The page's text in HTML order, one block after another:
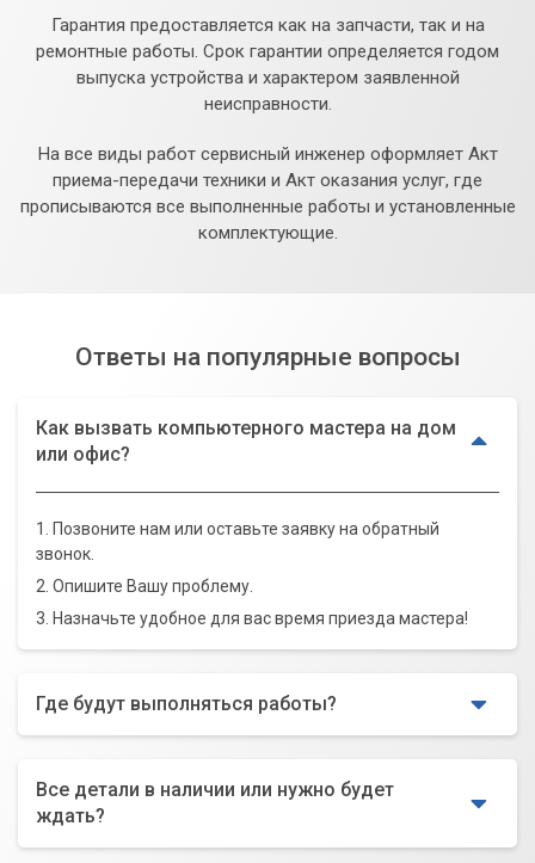
Гарантия предоставляется как на запчасти, так и на
ремонтные работы. Срок гарантии определяется годом
выпуска устройства и характером заявленной
неисправности.
На все виды работ сервисный инженер оформляет Акт
приема-передачи техники и Акт оказания услуг, где
прописываются все выполненные работы и установленные
комплектующие.
Ответы на популярные вопросы
Как вызвать компьютерного мастера на дом
или офис?
1. Позвоните нам или оставьте заявку на обратный
звонок.
2. Опишите Вашу проблему.
3. Назначьте удобное для вас время приезда мастера!
Где будут выполняться работы?
Все детали в наличии или нужно будет
ждать?